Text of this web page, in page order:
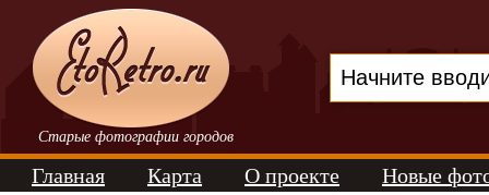
Старые фотографии городов
Главная Карта О проекте Новые